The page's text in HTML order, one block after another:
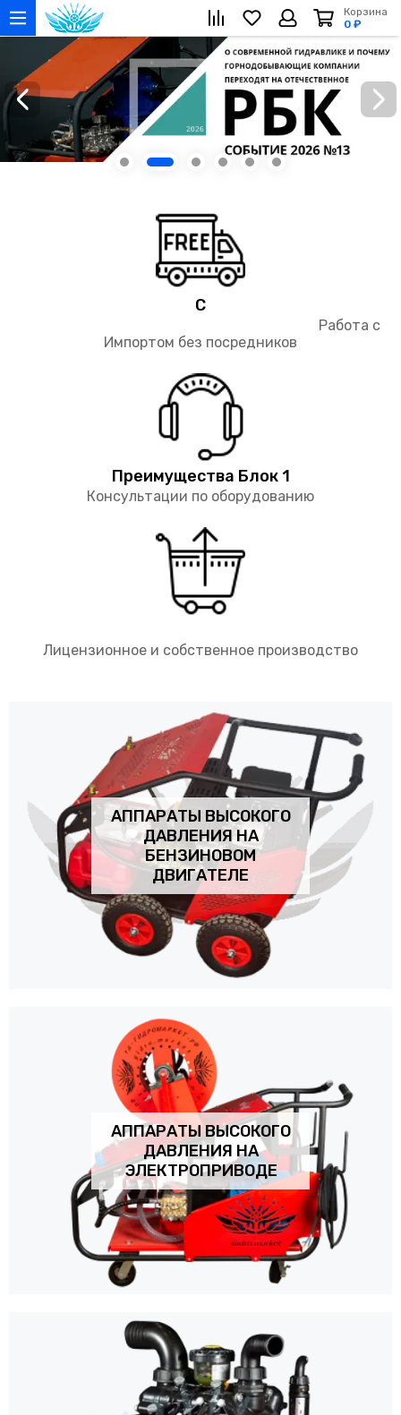
Корзина
0 ₽
‹ ›
С
Работа с
Импортом без посредников
Преимущества Блок 1
Консультации по оборудованию
Лицензионное и собственное производство
АППАРАТЫ ВЫСОКОГО
ДАВЛЕНИЯ НА
БЕНЗИНОВОМ
ДВИГАТЕЛЕ
АППАРАТЫ ВЫСОКОГО
ДАВЛЕНИЯ НА
ЭЛЕКТРОПРИВОДЕ